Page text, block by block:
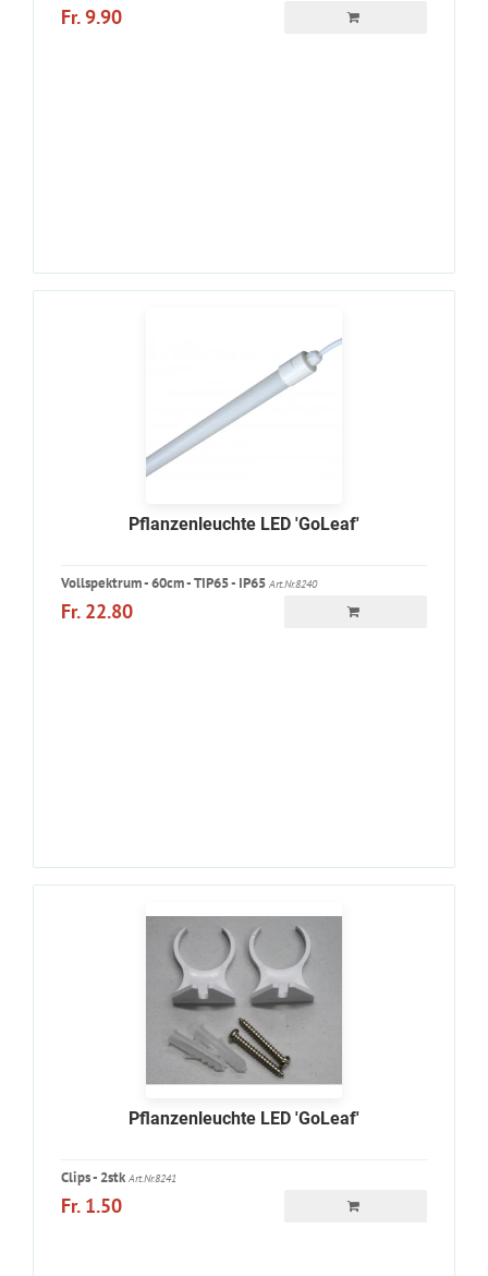
Fr. 9.90
Pflanzenleuchte LED 'GoLeaf'
Vollspektrum - 60cm - TIP65 - IP65 Art.Nr.8240
Fr. 22.80
Pflanzenleuchte LED 'GoLeaf'
Clips - 2stk Art.Nr.8241
Fr. 1.50